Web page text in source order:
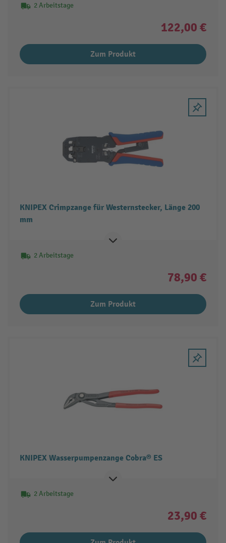
2 Arbeitstage
122,00 €
Zum Produkt
KNIPEX Crimpzange für Westernstecker, Länge 200
mm
2 Arbeitstage
78,90 €
Zum Produkt
KNIPEX Wasserpumpenzange Cobra® ES
2 Arbeitstage
23,90 €